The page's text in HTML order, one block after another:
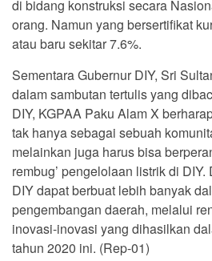
di bidang konstruksi secara
orang. Namun yang bersertifikat
atau baru sekitar 7.6%.
Sementara Gubernur DIY, Sri
dalam sambutan tertulis yang
DIY, KGPAA Paku Alam X
tak hanya sebagai sebuah
melainkan juga harus bisa
rembug’ pengelolaan listrik di
DIY dapat berbuat lebih banyak
pengembangan daerah, melalui
inovasi-inovasi yang dihasilkan
tahun 2020 ini. (Rep-01)